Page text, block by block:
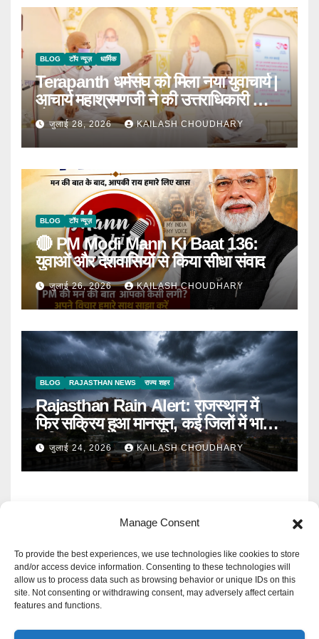
Manage Consent
To provide the best experiences, we use technologies like cookies to store
and/or access device information. Consenting to these technologies will
allow us to process data such as browsing behavior or unique IDs on this
site. Not consenting or withdrawing consent, may adversely affect certain
features and functions.
BLOG टॉप न्यूज़ धार्मिक
Terapanth धर्मसंघ को मिला नया युवाचार्य |
आचार्य महाश्रमणजी ने की उत्तराधिकारी की
घोषणा
जुलाई 28, 2026 KAILASH CHOUDHARY
BLOG टॉप न्यूज़
🔴 PM Modi Mann Ki Baat 136:
युवाओं और देशवासियों से किया सीधा संवाद
जुलाई 26, 2026 KAILASH CHOUDHARY
BLOG RAJASTHAN NEWS राज्य शहर
Rajasthan Rain Alert: राजस्थान में
फिर सक्रिय हुआ मानसून, कई जिलों में भारी
बारिश का Alert
जुलाई 24, 2026 KAILASH CHOUDHARY
Mangal Media News
हर खबर पर नजर